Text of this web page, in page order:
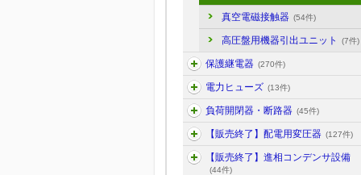
真空電磁接触器 (54件)
高圧盤用機器引出ユニット (7件)
保護継電器 (270件)
電力ヒューズ (13件)
負荷開閉器・断路器 (45件)
【販売終了】配電用変圧器 (127件)
【販売終了】進相コンデンサ設備
(44件)